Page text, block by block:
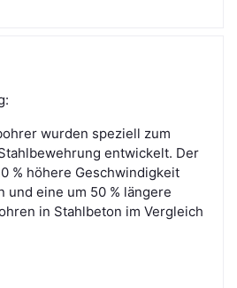
wurden speziell zum
entwickelt. Der
% höhere Geschwindigkeit
und eine um 50 % längere
in Stahlbeton im Vergleich